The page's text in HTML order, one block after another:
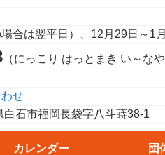
合は翌平日）、12月29日～1
（にっこり はっとまき い～なや
せ
白石市福岡長袋字八斗蒔38-1
カレンダー 団